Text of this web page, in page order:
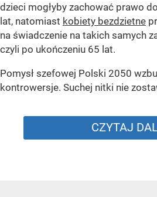
dzieci mogłyby zachować prawo
lat, natomiast kobiety bezdzietne
na świadczenie na takich samych
czyli po ukończeniu 65 lat.
Pomysł szefowej Polski 2050
kontrowersje. Suchej nitki nie
CZYTAJ